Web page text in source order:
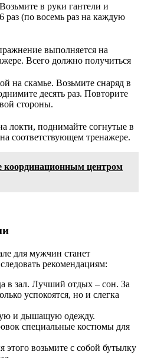
в руки гантели и
раз (по восемь раз на каждую
выполняется на
Всего должно получиться
на скамье. Возьмите снаряд в
десять раз. Повторите
стороны.
локти, поднимайте согнутые в
соответствующем тренажере.
координационным центром
для мужчин станет
рекомендациям:
в зал. Лучший отдых – сон. За
успокоятся, но и слегка
и дышащую одежду.
специальные костюмы для
возьмите с собой бутылку